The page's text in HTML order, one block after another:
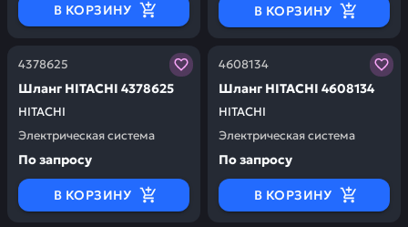
В КОРЗИНУ В КОРЗИНУ
4378625
HITACHI
Шланг HITACHI 4378625
Электрическая система
Заказывая запчасти у нас, вы получаете гарантию
По запросу
В КОРЗИНУ
4608134
HITACHI
Шланг HITACHI 4608134
Электрическая система
Заказывая запчасти у
По запросу
В КОРЗИНУ